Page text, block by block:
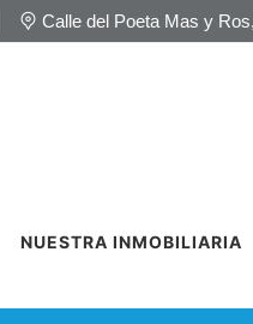
Calle del Poeta Mas y
NUESTRA INMOBILIARIA